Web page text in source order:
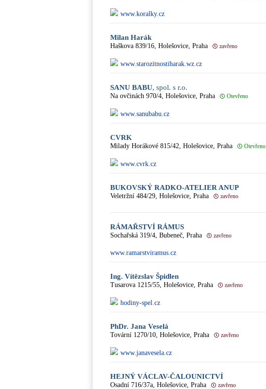
www.koralky.cz
Milan Harák
Haškova 839/16, Holešovice, Praha zavřeno
www.starozitnostiharak.wz.cz
SANU BABU, spol. s r.o.
Na ovčinách 970/4, Holešovice, Praha Otevřeno
www.sanubabu.cz
CVRK
Milady Horákové 815/42, Holešovice, Praha Otevřeno
www.cvrk.cz
BUKOVSKÝ RADKO-ATELIER ANUP
Veletržní 484/29, Holešovice, Praha zavřeno
RÁMAŘSTVÍ RÁMUS
Sochařská 319/4, Bubeneč, Praha zavřeno
www.ramarstviramus.cz
Ing. Vítězslav Špidlen
Tusarova 1215/55, Holešovice, Praha zavřeno
hodiny-spel.cz
PhDr. Jana Veselá
Tovární 1270/10, Holešovice, Praha zavřeno
www.janavesela.cz
HEJNÝ VÁCLAV-ČALOUNICTVÍ
Osadní 716/37a, Holešovice, Praha zavřeno